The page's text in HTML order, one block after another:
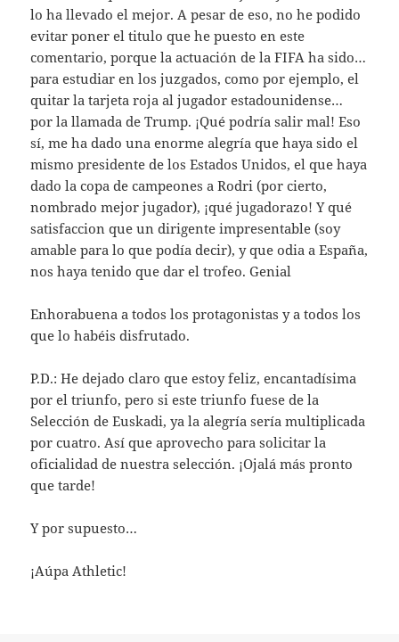
lo ha llevado el mejor. A pesar de eso, no he podido
evitar poner el titulo que he puesto en este
comentario, porque la actuación de la FIFA ha sido…
para estudiar en los juzgados, como por ejemplo, el
quitar la tarjeta roja al jugador estadounidense…
por la llamada de Trump. ¡Qué podría salir mal! Eso
sí, me ha dado una enorme alegría que haya sido el
mismo presidente de los Estados Unidos, el que haya
dado la copa de campeones a Rodri (por cierto,
nombrado mejor jugador), ¡qué jugadorazo! Y qué
satisfaccion que un dirigente impresentable (soy
amable para lo que podía decir), y que odia a España,
nos haya tenido que dar el trofeo. Genial
Enhorabuena a todos los protagonistas y a todos los
que lo habéis disfrutado.
P.D.: He dejado claro que estoy feliz, encantadísima
por el triunfo, pero si este triunfo fuese de la
Selección de Euskadi, ya la alegría sería multiplicada
por cuatro. Así que aprovecho para solicitar la
oficialidad de nuestra selección. ¡Ojalá más pronto
que tarde!
Y por supuesto…
¡Aúpa Athletic!